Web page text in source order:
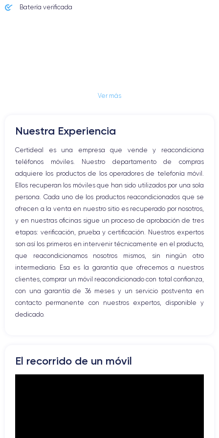
Batería verificada
Ver más
Nuestra Experiencia
Certideal es una empresa que vende y reacondiciona
teléfonos móviles. Nuestro departamento de compras
adquiere los productos de los operadores de telefonía móvil.
Ellos recuperan los móviles que han sido utilizados por una sola
persona. Cada uno de los productos reacondicionados que se
ofrecen a la venta en nuestro sitio es recuperado por nosotros,
y en nuestras oficinas sigue un proceso de aprobación de tres
etapas: verificación, prueba y certificación. Nuestros expertos
son así los primeros en intervenir técnicamente en el producto,
que reacondicionamos nosotros mismos, sin ningún otro
intermediario. Esa es la garantía que ofrecemos a nuestros
clientes, comprar un móvil reacondicionado con total confianza,
con una garantía de 36 meses y un servicio postventa en
contacto permanente con nuestros expertos, disponible y
dedicado.
El recorrido de un móvil